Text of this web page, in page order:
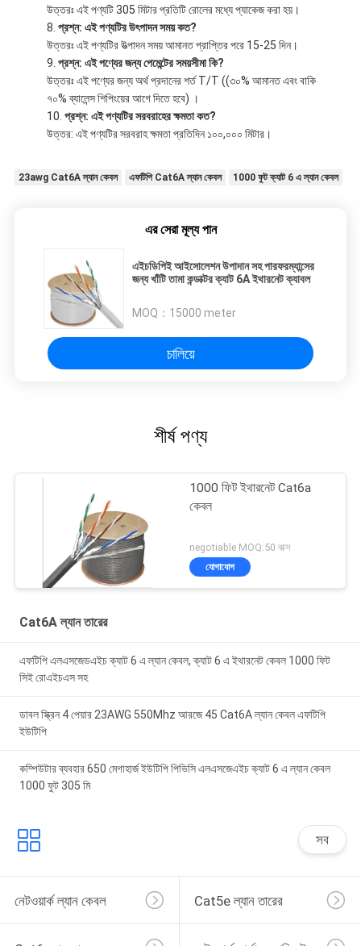
উত্তরঃ এই পণ্যটি 305 মিটার প্রতিটি রোলের মধ্যে প্যাকেজ করা হয়।
প্রশ্ন: এই পণ্যটির উৎপাদন সময় কত?
উত্তরঃ এই পণ্যটির উত্পাদন সময় আমানত প্রাপ্তির পরে 15-25 দিন।
প্রশ্ন: এই পণ্যের জন্য পেমেন্টের সময়সীমা কি?
উত্তরঃ এই পণ্যের জন্য অর্থ প্রদানের শর্ত T/T ((৩০% আমানত এবং বাকি
৭০% ব্যালেন্স শিপিংয়ের আগে দিতে হবে) ।
প্রশ্ন: এই পণ্যটির সরবরাহের ক্ষমতা কত?
উত্তর: এই পণ্যটির সরবরাহ ক্ষমতা প্রতিদিন ১০০,০০০ মিটার।
23awg Cat6A ল্যান কেবল এফটিপি Cat6A ল্যান কেবল 1000 ফুট ক্যাট 6 এ ল্যান কেবল
এর সেরা মূল্য পান
এইচডিপিই আইসোলেশন উপাদান সহ পারফরম্যান্সের
জন্য খাঁটি তামা কন্ডাক্টর ক্যাট 6A ইথারনেট ক্যাবল
MOQ： 15000 meter
চালিয়ে
শীর্ষ পণ্য
1000 ফিট ইথারনেট Cat6a
কেবল
negotiable MOQ:50 বাক্স
যোগাযোগ
Cat6A ল্যান তারের
এফটিপি এলএসজেডএইচ ক্যাট 6 এ ল্যান কেবল, ক্যাট 6 এ ইথারনেট কেবল 1000 ফিট
সিই রোএইচএস সহ
ডাবল স্ক্রিন 4 পেয়ার 23AWG 550Mhz আরজে 45 Cat6A ল্যান কেবল এফটিপি
ইউটিপি
কম্পিউটার ব্যবহার 650 মেগাহার্জ ইউটিপি পিভিসি এলএসজেএইচ ক্যাট 6 এ ল্যান কেবল
1000 ফুট 305 মি
সব
নেটওয়ার্ক ল্যান কেবল Cat5e ল্যান তারের